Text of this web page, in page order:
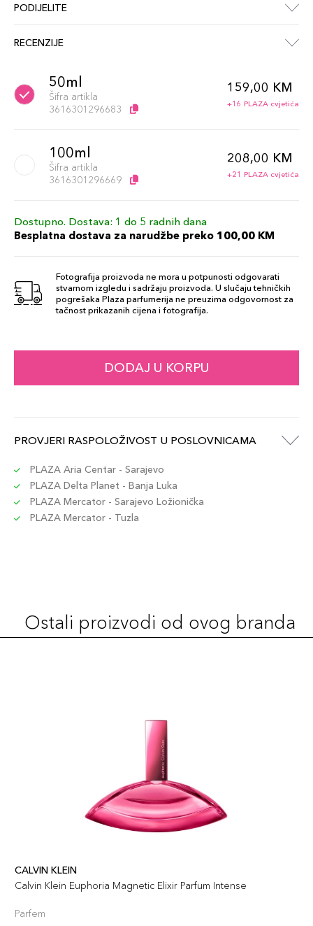
PODIJELITE
RECENZIJE
50ml
Šifra artikla
3616301296683
159,00 KM
+16 PLAZA cvjetića
100ml
Šifra artikla
3616301296669
208,00 KM
+21 PLAZA cvjetića
Dostupno. Dostava: 1 do 5 radnih dana
Besplatna dostava za narudžbe preko 100,00 KM
Fotografija proizvoda ne mora u potpunosti odgovarati
stvarnom izgledu i sadržaju proizvoda. U slučaju tehničkih
pogrešaka Plaza parfumerija ne preuzima odgovornost za
tačnost prikazanih cijena i fotografija.
DODAJ U KORPU
PROVJERI RASPOLOŽIVOST U POSLOVNICAMA
PLAZA Aria Centar - Sarajevo
PLAZA Delta Planet - Banja Luka
PLAZA Mercator - Sarajevo Ložionička
PLAZA Mercator - Tuzla
Ostali proizvodi od ovog branda
CALVIN KLEIN
Calvin Klein Euphoria Magnetic Elixir Parfum Intense
Parfem